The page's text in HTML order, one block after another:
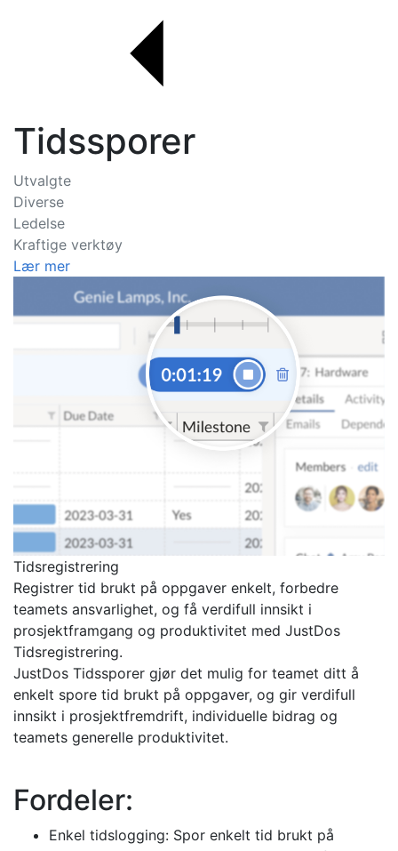
Tidssporer
Utvalgte
Diverse
Ledelse
Kraftige verktøy
Lær mer
Tidsregistrering
Registrer tid brukt på oppgaver enkelt, forbedre
teamets ansvarlighet, og få verdifull innsikt i
prosjektframgang og produktivitet med JustDos
Tidsregistrering.
JustDos Tidssporer gjør det mulig for teamet ditt å
enkelt spore tid brukt på oppgaver, og gir verdifull
innsikt i prosjektfremdrift, individuelle bidrag og
teamets generelle produktivitet.
Fordeler:
Enkel tidslogging: Spor enkelt tid brukt på